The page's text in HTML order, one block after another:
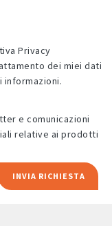
Privacy
informazioni.
relative ai prodotti
INVIA RICHIESTA